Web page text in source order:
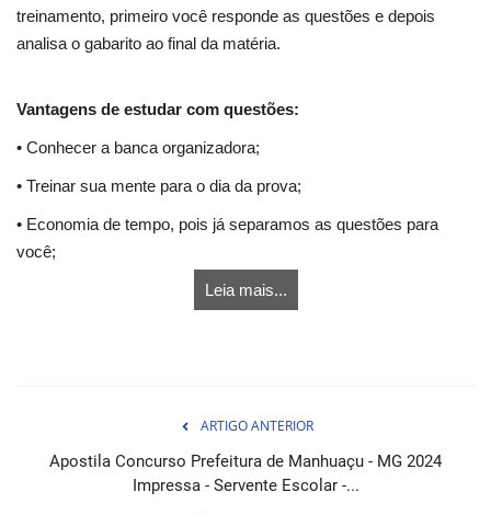
treinamento, primeiro você responde as questões e depois
analisa o gabarito ao final da matéria.
Vantagens de estudar com questões:
• Conhecer a banca organizadora;
• Treinar sua mente para o dia da prova;
• Economia de tempo, pois já separamos as questões para
você;
Leia mais...
ARTIGO ANTERIOR
Apostila Concurso Prefeitura de Manhuaçu - MG 2024
Impressa - Servente Escolar -...